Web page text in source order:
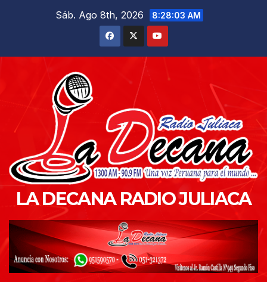
Sáb. Ago 8th, 2026 8:28:04 AM
LA DECANA RADIO JULIACA